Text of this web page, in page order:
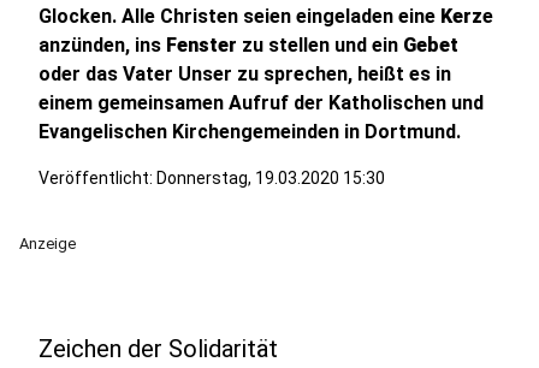
Glocken. Alle Christen seien eingeladen eine Kerze
anzünden, ins Fenster zu stellen und ein Gebet
oder das Vater Unser zu sprechen, heißt es in
einem gemeinsamen Aufruf der Katholischen und
Evangelischen Kirchengemeinden in Dortmund.
Veröffentlicht: Donnerstag, 19.03.2020 15:30
Anzeige
Zeichen der Solidarität